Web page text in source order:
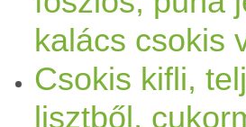
avokádó+
narancs olaj
kalács csokis
Csokis kifli,
lisztből,